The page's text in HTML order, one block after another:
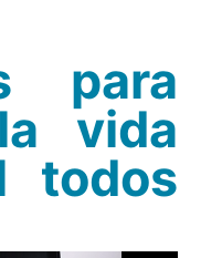
para
vida
todos